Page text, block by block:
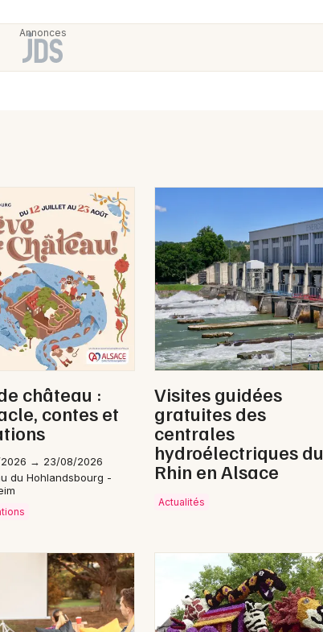
château :
contes et
→ 23/08/2026
du Hohlandsbourg -
Visites guidées
gratuites des
centrales
hydroélectriques du
Rhin en Alsace
Actualités